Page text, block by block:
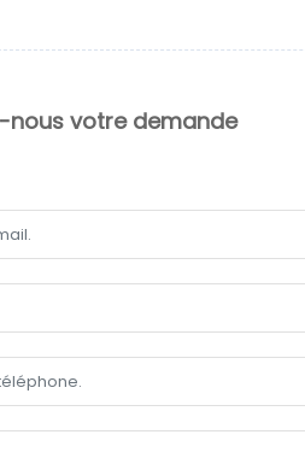
nous votre demande